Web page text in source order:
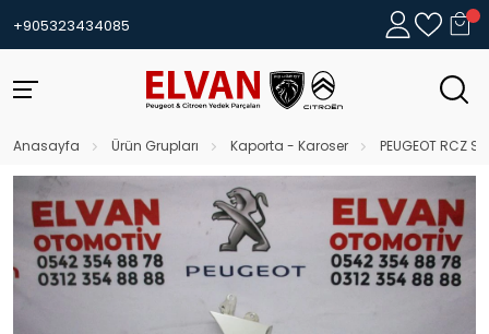
+905323434085
Anasayfa Ürün Grupları Kaporta - Karoser PEUGEOT RCZ